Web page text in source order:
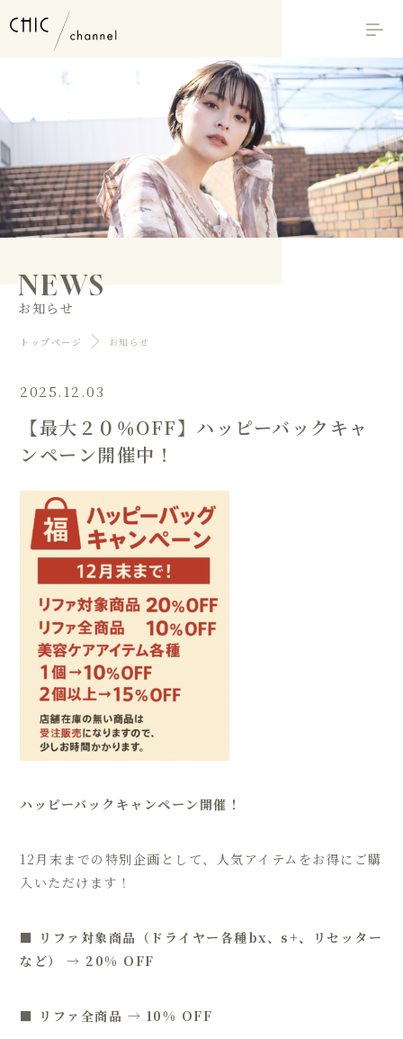
NEWS
お知らせ
トップページ お知らせ
2025.12.03
【最大２０％OFF】ハッピーバックキャ
ンペーン開催中！
ハッピーバックキャンペーン開催！
12月末までの特別企画として、人気アイテムをお得にご購
入いただけます！
■ リファ対象商品（ドライヤー各種bx、s+、リセッター
など）
→ 20% OFF
■ リファ全商品 → 10% OFF